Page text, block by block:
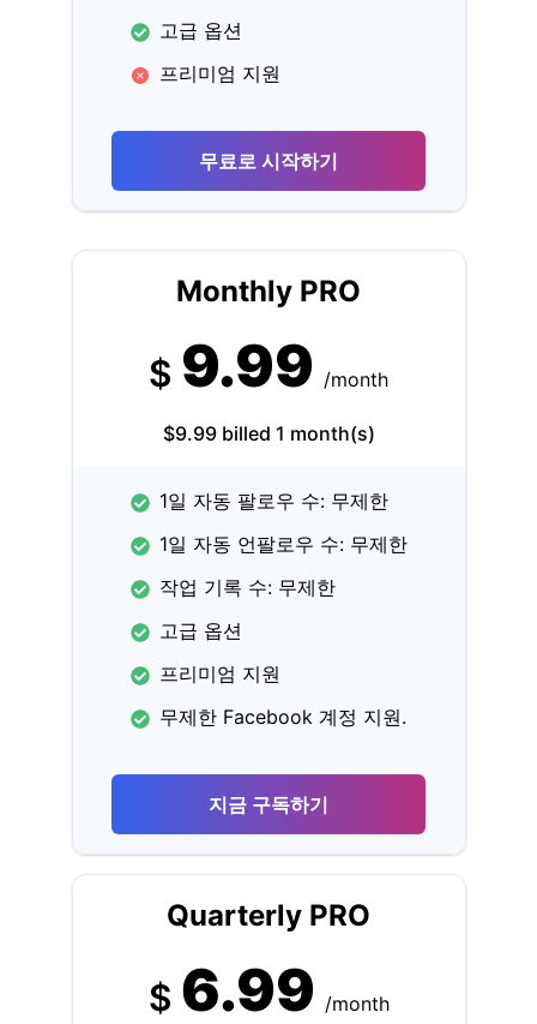
고급 옵션
프리미엄 지원
무료로 시작하기
Monthly PRO
$ 9.99 /month
$9.99 billed 1 month(s)
1일 자동 팔로우 수: 무제한
1일 자동 언팔로우 수: 무제한
작업 기록 수: 무제한
고급 옵션
프리미엄 지원
무제한 Facebook 계정 지원.
지금 구독하기
Quarterly PRO
$ 6.99 /month